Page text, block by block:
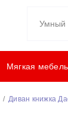
Мягкая мебель
Диван книжка